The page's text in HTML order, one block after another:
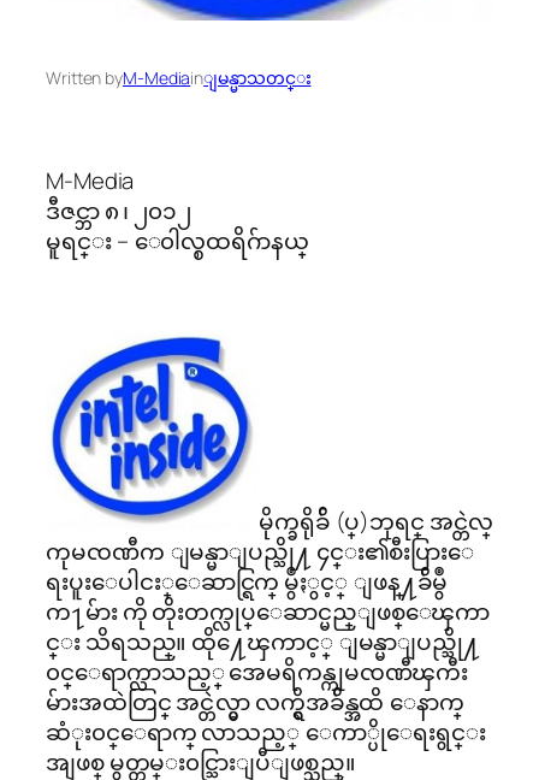
Written byM-Mediainျမန္မာသတင္း
M-Media
ဒီဇင္ဘာ ၈ ၊ ၂၀၁၂
မူရင္း – ေ၀ါလ္စထရိဂ်ာနယ္
မိုက္ခရိုခ်ိ (ပ္)ဘုရင္ အင္တဲလ္
ကုမၸဏီက ျမန္မာျပည္သို႔ ၄င္း၏စီးပြားေ
ရးပူးေပါငး္ေဆာင္ရြက္ မွဳႏွင့္ ျဖန္႔ခ်ိမွဳ
က႑မ်ား ကို တိုးတက္လုပ္ေဆာင္မည္ျဖစ္ေၾကာ
င္း သိရသည္။ ထို႔ေၾကာင့္ ျမန္မာျပည္သို႔
၀င္ေရာက္လာသည့္ အေမရိကန္ကုမၸဏီၾကီး
မ်ားအထဲတြင္ အင္တဲလ္မွာ လက္ရွိအခ်ိန္အထိ ေနာက္
ဆံုး၀င္ေရာက္ လာသည့္ ေကာ္ပိုေရးရွင္း
အျဖစ္ မွတ္တမ္း၀င္သြားျပီျဖစ္သည္။